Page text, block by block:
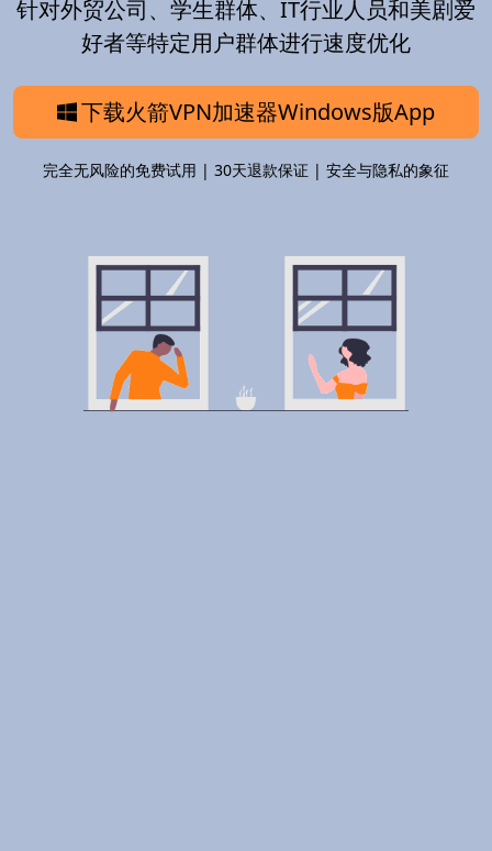
针对外贸公司、学生群体、IT行业人员和美剧爱
好者等特定用户群体进行速度优化
下载火箭VPN加速器Windows版App
完全无风险的免费试用 | 30天退款保证 | 安全与隐私的象征